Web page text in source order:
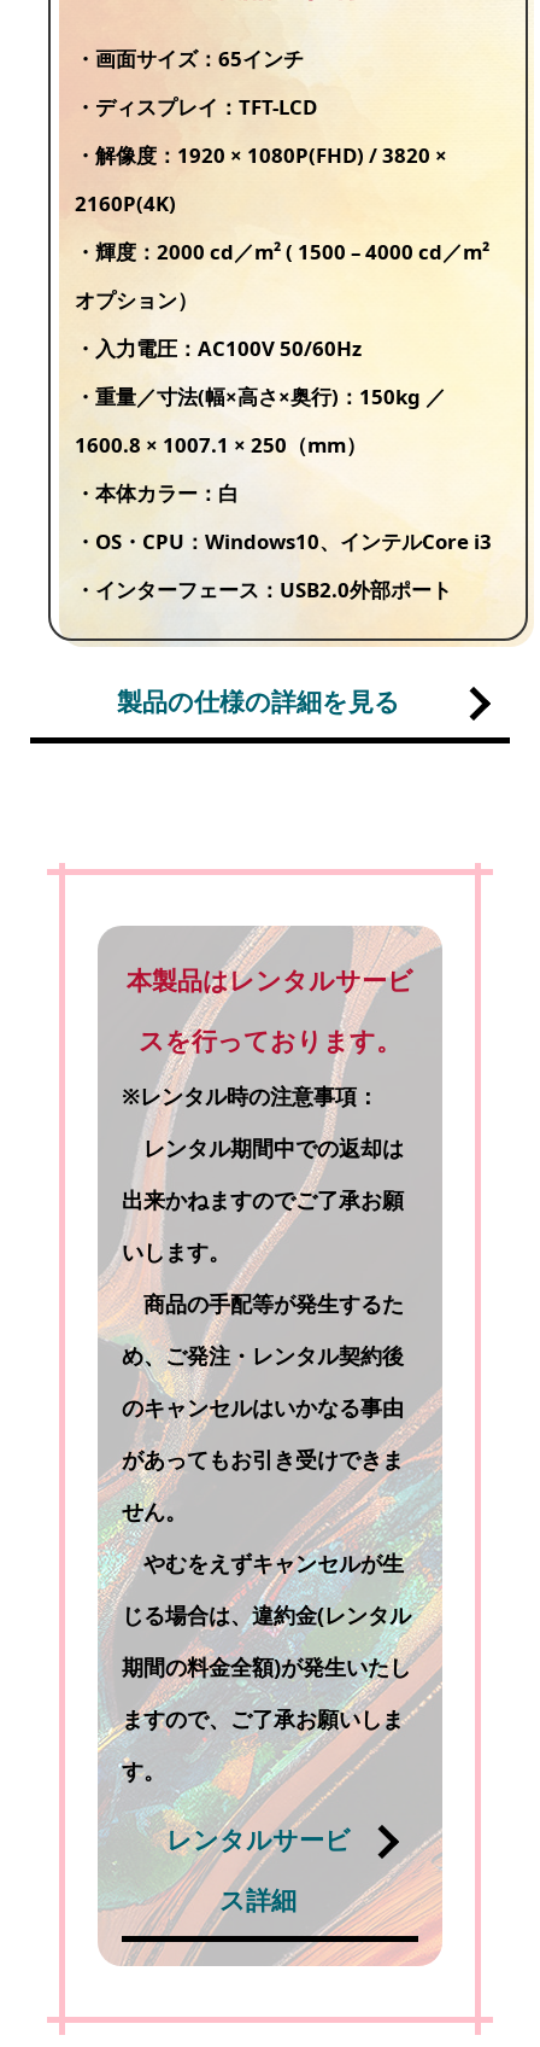
・画面サイズ：65インチ
・ディスプレイ：TFT-LCD
・解像度：1920 × 1080P(FHD) / 3820 ×
2160P(4K)
・輝度：2000 cd／m² ( 1500 – 4000 cd／m²
オプション）
・入力電圧：AC100V 50/60Hz
・重量／寸法(幅×高さ×奥行)：150kg ／
1600.8 × 1007.1 × 250（mm）
・本体カラー：白
・OS・CPU：Windows10、インテルCore i3
・インターフェース：USB2.0外部ポート
製品の仕様の詳細を見る
本製品はレンタルサービ
スを行っております。
※レンタル時の注意事項：
レンタル期間中での返却は
出来かねますのでご了承お願
いします。
商品の手配等が発生するた
め、ご発注・レンタル契約後
のキャンセルはいかなる事由
があってもお引き受けできま
せん。
やむをえずキャンセルが生
じる場合は、違約金(レンタル
期間の料金全額)が発生いたし
ますので、ご了承お願いしま
す。
レンタルサービ
ス詳細